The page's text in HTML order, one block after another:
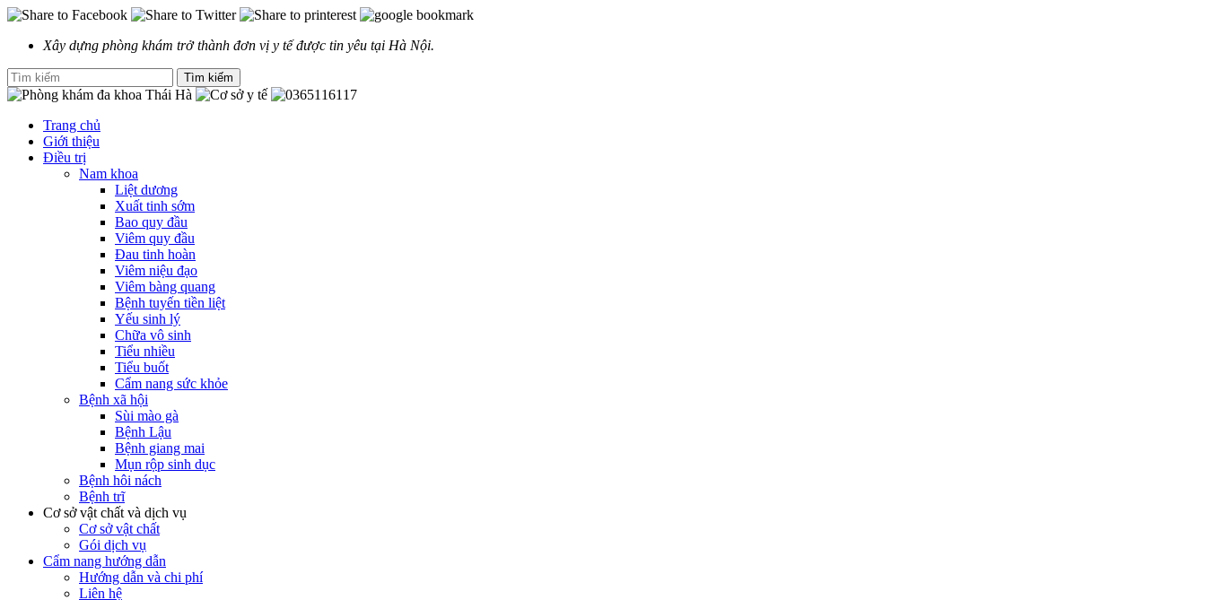
Xây dựng phòng khám trở thành đơn vị y tế được tin yêu tại Hà Nội.
Trang chủ
Giới thiệu
Điều trị
Nam khoa
Liệt dương
Xuất tinh sớm
Bao quy đầu
Viêm quy đầu
Đau tinh hoàn
Viêm niệu đạo
Viêm bàng quang
Bệnh tuyến tiền liệt
Yếu sinh lý
Chữa vô sinh
Tiểu nhiều
Tiểu buốt
Cẩm nang sức khỏe
Bệnh xã hội
Sùi mào gà
Bệnh Lậu
Bệnh giang mai
Mụn rộp sinh dục
Bệnh hôi nách
Bệnh trĩ
Cơ sở vật chất và dịch vụ
Cơ sở vật chất
Gói dịch vụ
Cẩm nang hướng dẫn
Hướng dẫn và chi phí
Liên hệ